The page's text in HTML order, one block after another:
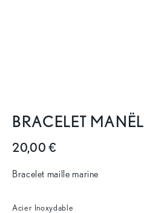
BRACELET MANËL
20,00 €
Bracelet maille marine
Acier Inoxydable